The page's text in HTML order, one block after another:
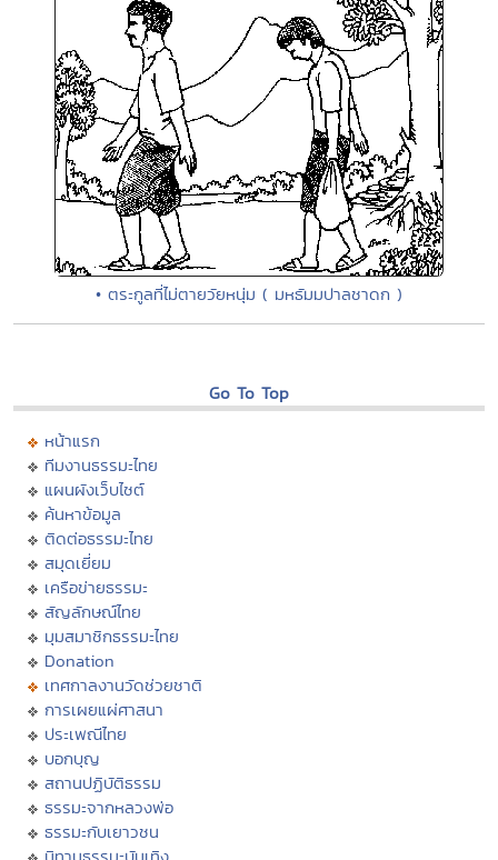
• ตระกูลที่ไม่ตายวัยหนุ่ม ( มหธัมมปาลชาดก )
Go To Top
หน้าแรก
ทีมงานธรรมะไทย
แผนผังเว็บไซต์
ค้นหาข้อมูล
ติดต่อธรรมะไทย
สมุดเยี่ยม
เครือข่ายธรรมะ
สัญลักษณ์ไทย
มุมสมาชิกธรรมะไทย
Donation
เทศกาลงานวัดช่วยชาติ
การเผยแผ่ศาสนา
ประเพณีไทย
บอกบุญ
สถานปฏิบัติธรรม
ธรรมะจากหลวงพ่อ
ธรรมะกับเยาวชน